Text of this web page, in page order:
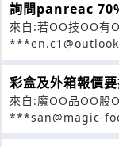
詢問panreac
來自:若OO技OO有
彩盒及外箱報價
來自:魔OO品OO股
***san@magic-